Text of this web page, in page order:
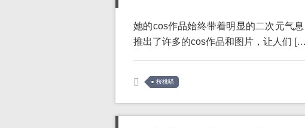
她的cos作品始终带着明显的二次元气
推出了许多的cos作品和图片，让人们
桜桃喵